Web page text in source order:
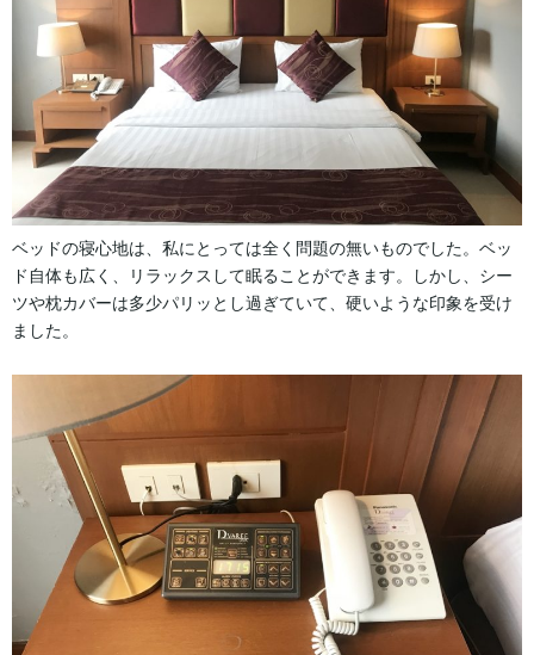
ベッドの寝心地は、私にとっては全く問題の無いものでした。ベッ
ド自体も広く、リラックスして眠ることができます。しかし、シー
ツや枕カバーは多少パリッとし過ぎていて、硬いような印象を受け
ました。